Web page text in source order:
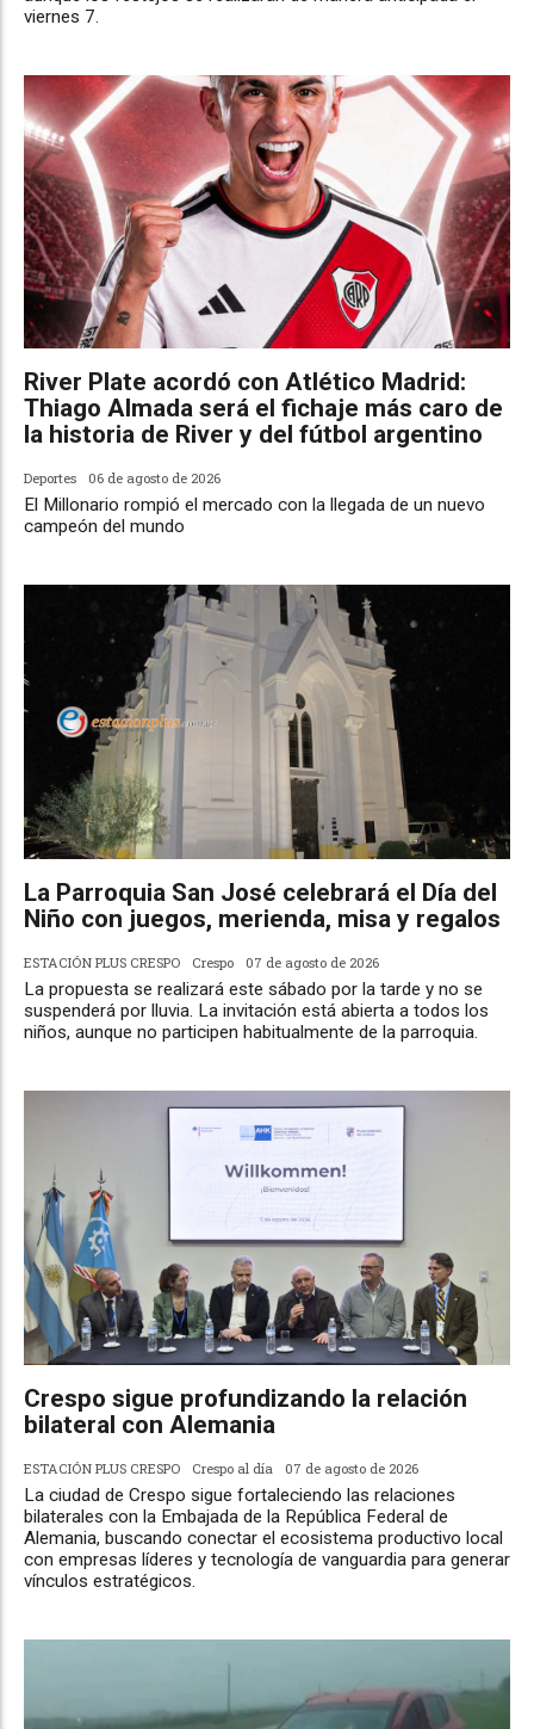
viernes 7.
River Plate acordó con Atlético Madrid:
Thiago Almada será el fichaje más caro de
la historia de River y del fútbol argentino
Deportes 06 de agosto de 2026
El Millonario rompió el mercado con la llegada de un nuevo
campeón del mundo
La Parroquia San José celebrará el Día del
Niño con juegos, merienda, misa y regalos
ESTACIÓN PLUS CRESPO Crespo 07 de agosto de 2026
La propuesta se realizará este sábado por la tarde y no se
suspenderá por lluvia. La invitación está abierta a todos los
niños, aunque no participen habitualmente de la parroquia.
Crespo sigue profundizando la relación
bilateral con Alemania
ESTACIÓN PLUS CRESPO Crespo al día 07 de agosto de 2026
La ciudad de Crespo sigue fortaleciendo las relaciones
bilaterales con la Embajada de la República Federal de
Alemania, buscando conectar el ecosistema productivo local
con empresas líderes y tecnología de vanguardia para generar
vínculos estratégicos.